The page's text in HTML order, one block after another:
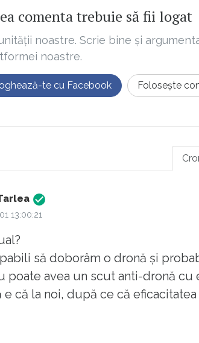
comenta trebuie să fii logat
noastre. Scrie bine și
noastre.
te cu Facebook Folosește
13:00:21
să doborâm o dronă și
poate avea un scut anti-dronă cu
e că la noi, după ce că
la toată lungimea graniței